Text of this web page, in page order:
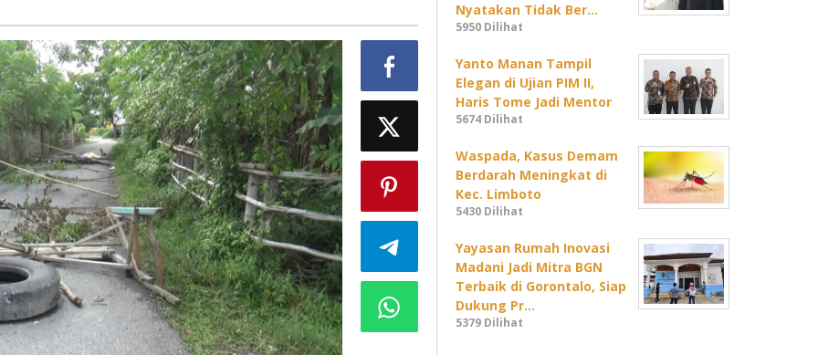
Nyatakan Tidak Ber…
5950 Dilihat
Yanto Manan Tampil
Elegan di Ujian PIM II,
Haris Tome Jadi Mentor
5674 Dilihat
Waspada, Kasus Demam
Berdarah Meningkat di
Kec. Limboto
5430 Dilihat
Yayasan Rumah Inovasi
Madani Jadi Mitra BGN
Terbaik di Gorontalo, Siap
Dukung Pr…
5379 Dilihat